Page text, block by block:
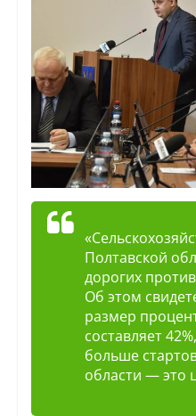
Полтавской
дорогих
Об этом
размер
составляет
больше
области — это